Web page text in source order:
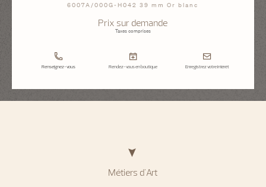
6007A/000G-H042 39 mm Or blanc
Prix sur demande
Taxes comprises
Renseignez-vous Rendez-vous en boutique Enregistrez votre intérêt
Métiers d'Art